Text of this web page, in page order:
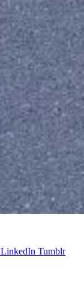
LinkedIn Tumblr